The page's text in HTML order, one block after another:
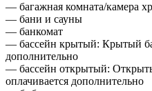
— багажная комната/камера
— бани и сауны
— банкомат
— бассейн крытый: Крытый
дополнительно
— бассейн открытый:
оплачивается дополнительно